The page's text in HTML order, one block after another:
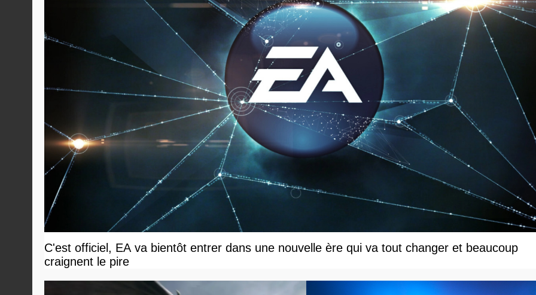
C'est officiel, EA va bientôt entrer dans une nouvelle ère qui va tout changer et beaucoup
craignent le pire